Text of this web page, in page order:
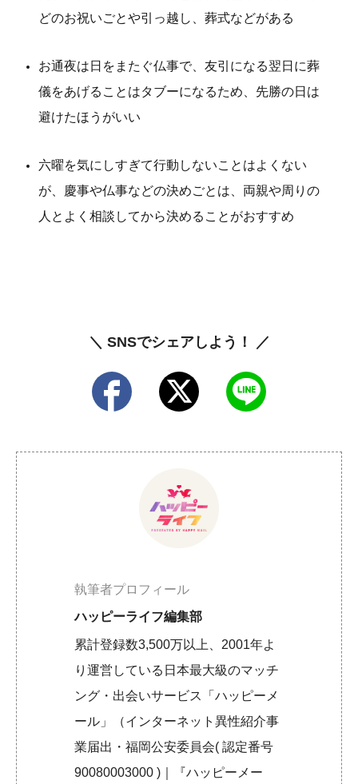
どのお祝いごとや引っ越し、葬式などがある
お通夜は日をまたぐ仏事で、友引になる翌日に葬
儀をあげることはタブーになるため、先勝の日は
避けたほうがいい
六曜を気にしすぎて行動しないことはよくない
が、慶事や仏事などの決めごとは、両親や周りの
人とよく相談してから決めることがおすすめ
＼ SNSでシェアしよう！ ／
執筆者プロフィール
ハッピーライフ編集部
累計登録数3,500万以上、2001年よ
り運営している日本最大級のマッチ
ング・出会いサービス「ハッピーメ
ール」（インターネット異性紹介事
業届出・福岡公安委員会( 認定番号
90080003000 )｜『ハッピーメー